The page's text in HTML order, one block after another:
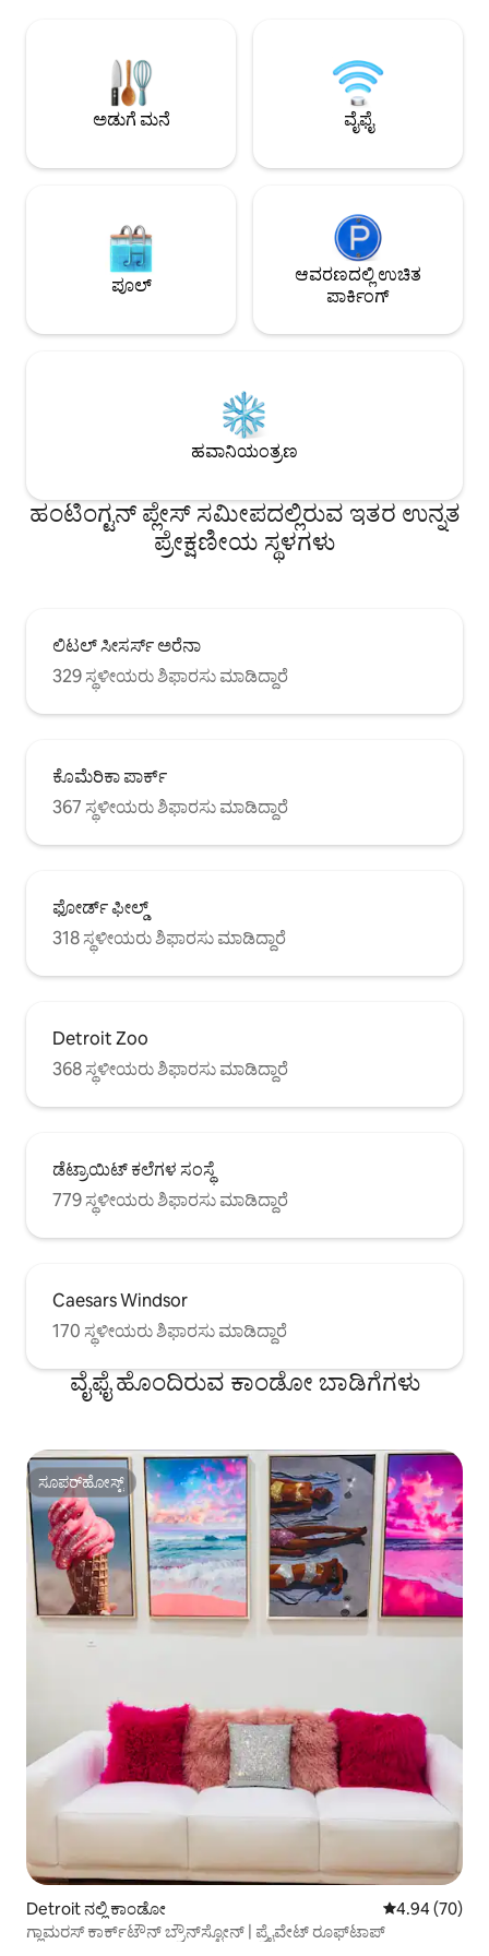
ಸುಂದರವಾದ ಬೆಳಕನ್ನು ಹೊಂದಿರುವ ಹಿತಕರವಾದ
ಹಿತ್ತಲಿನಲ್ಲಿ ವಿಶ್ರಾಂತಿ ಪಡೆಯಿರಿ. ರಾತ್ರಿಯಲ್ಲಿ, ಎರಡು
ಐಷಾರಾಮಿ ಕ್ವೀನ್ ಸೈಜ್ ಹಾಸಿಗೆಗಳು ಮತ್ತು
ಆರಾಮದಾಯಕ ಕ್ವೀನ್ ದಿಂಬುಗಳ ಮೇಲೆ
ದಶಕಕ್ಕೂ ಹೆಚ್ಚು
ಸಂದರ್ಶಕರನ್ನು ಹೋಸ್ಟ್
ಲಾಫ್ಟ್‌ಗಳನ್ನು Airbnb
ನಲ್ಲಿ ಪ್ರದರ್ಶಿಸಲಾಗಿದೆ.
ಅಡುಗೆ ಮನೆ ವೈಫೈ
ಪೂಲ್
ಆವರಣದಲ್ಲಿ ಉಚಿತ
ಪಾರ್ಕಿಂಗ್
ಹವಾನಿಯಂತ್ರಣ
ಹಂಟಿಂಗ್ಟನ್ ಪ್ಲೇಸ್ ಸಮೀಪದಲ್ಲಿರುವ ಇತರ ಉನ್ನತ
ಪ್ರೇಕ್ಷಣೀಯ ಸ್ಥಳಗಳು
ಲಿಟಲ್ ಸೀಸರ್ಸ್ ಅರೆನಾ
329 ಸ್ಥಳೀಯರು ಶಿಫಾರಸು ಮಾಡಿದ್ದಾರೆ
ಕೊಮೆರಿಕಾ ಪಾರ್ಕ್
367 ಸ್ಥಳೀಯರು ಶಿಫಾರಸು ಮಾಡಿದ್ದಾರೆ
ಫೋರ್ಡ್ ಫೀಲ್ಡ್
318 ಸ್ಥಳೀಯರು ಶಿಫಾರಸು ಮಾಡಿದ್ದಾರೆ
Detroit Zoo
368 ಸ್ಥಳೀಯರು ಶಿಫಾರಸು ಮಾಡಿದ್ದಾರೆ
ಡೆಟ್ರಾಯಿಟ್ ಕಲೆಗಳ ಸಂಸ್ಥೆ
779 ಸ್ಥಳೀಯರು ಶಿಫಾರಸು ಮಾಡಿದ್ದಾರೆ
Caesars Windsor
170 ಸ್ಥಳೀಯರು ಶಿಫಾರಸು ಮಾಡಿದ್ದಾರೆ
ವೈಫೈ ಹೊಂದಿರುವ ಕಾಂಡೋ ಬಾಡಿಗೆಗಳು
ಸೂಪರ್‌ಹೋಸ್ಟ್
ಸೂಪರ್‌ಹೋಸ್ಟ್
Detroit ನಲ್ಲಿ ಕಾಂಡೋ 5 ರಲ್ಲಿ 4.94
4.94 (70)
ಗ್ಲಾಮರಸ್ ಕಾರ್ಕ್‌ಟೌನ್ ಬ್ರೌನ್‌ಸ್ಟೋನ್ | ಪ್ರೈವೇಟ್ ರೂಫ್‌ಟಾಪ್